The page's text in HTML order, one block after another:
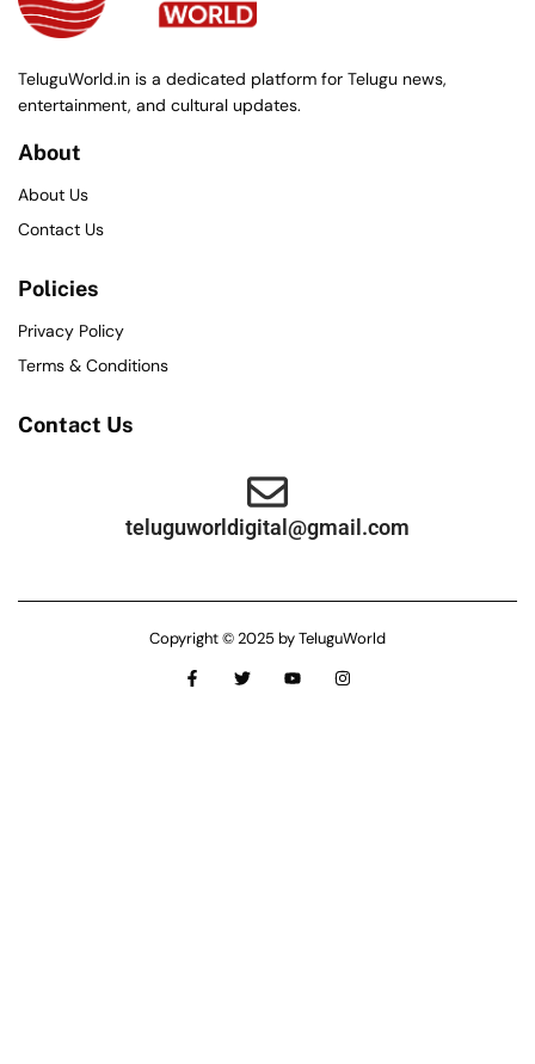
TeluguWorld.in is a dedicated platform for Telugu news,
entertainment, and cultural updates.
About
About Us
Contact Us
Policies
Privacy Policy
Terms & Conditions
Contact Us
teluguworldigital@gmail.com
Copyright © 2025 by TeluguWorld